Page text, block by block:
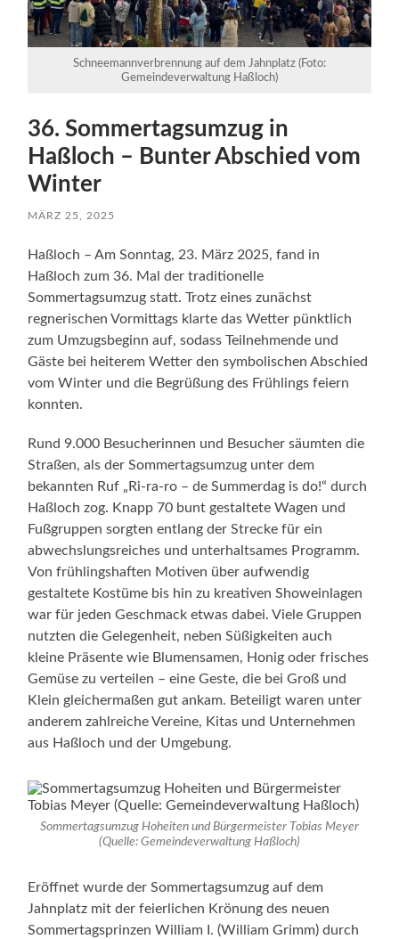
Schneemannverbrennung auf dem Jahnplatz (Foto:
Gemeindeverwaltung Haßloch)
36. Sommertagsumzug in
Haßloch – Bunter Abschied vom
Winter
MÄRZ 25, 2025
Haßloch – Am Sonntag, 23. März 2025, fand in
Haßloch zum 36. Mal der traditionelle
Sommertagsumzug statt. Trotz eines zunächst
regnerischen Vormittags klarte das Wetter pünktlich
zum Umzugsbeginn auf, sodass Teilnehmende und
Gäste bei heiterem Wetter den symbolischen Abschied
vom Winter und die Begrüßung des Frühlings feiern
konnten.
Rund 9.000 Besucherinnen und Besucher säumten die
Straßen, als der Sommertagsumzug unter dem
bekannten Ruf „Ri-ra-ro – de Summerdag is do!“ durch
Haßloch zog. Knapp 70 bunt gestaltete Wagen und
Fußgruppen sorgten entlang der Strecke für ein
abwechslungsreiches und unterhaltsames Programm.
Von frühlingshaften Motiven über aufwendig
gestaltete Kostüme bis hin zu kreativen Showeinlagen
war für jeden Geschmack etwas dabei. Viele Gruppen
nutzten die Gelegenheit, neben Süßigkeiten auch
kleine Präsente wie Blumensamen, Honig oder frisches
Gemüse zu verteilen – eine Geste, die bei Groß und
Klein gleichermaßen gut ankam. Beteiligt waren unter
anderem zahlreiche Vereine, Kitas und Unternehmen
aus Haßloch und der Umgebung.
Sommertagsumzug Hoheiten und Bürgermeister Tobias Meyer
(Quelle: Gemeindeverwaltung Haßloch)
Eröffnet wurde der Sommertagsumzug auf dem
Jahnplatz mit der feierlichen Krönung des neuen
Sommertagsprinzen William I. (William Grimm) durch